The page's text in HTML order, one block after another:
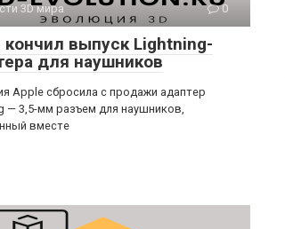
3D мира 0
кончил выпуск Lightning-
для наушников
Apple сбросила с продажи адаптер
— 3,5-мм разъем для наушников,
вместе